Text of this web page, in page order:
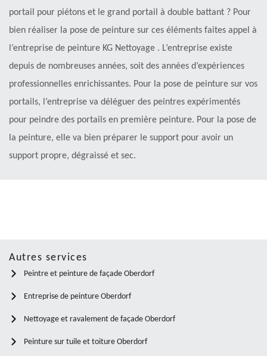
portail pour piétons et le grand portail à double battant ? Pour
bien réaliser la pose de peinture sur ces éléments faites appel à
l’entreprise de peinture KG Nettoyage . L’entreprise existe
depuis de nombreuses années, soit des années d’expériences
professionnelles enrichissantes. Pour la pose de peinture sur vos
portails, l’entreprise va déléguer des peintres expérimentés
pour peindre des portails en première peinture. Pour la pose de
la peinture, elle va bien préparer le support pour avoir un
support propre, dégraissé et sec.
Autres services
Peintre et peinture de façade Oberdorf
Entreprise de peinture Oberdorf
Nettoyage et ravalement de façade Oberdorf
Peinture sur tuile et toiture Oberdorf